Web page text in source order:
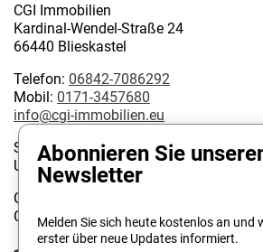
CGI Immobilien
Kardinal-Wendel-Straße 24
66440 Blieskastel
Telefon: 06842-7086292
Mobil: 0171-3457680
info@cgi-immobilien.eu
Steuernummer: 075/222/02627
USt-IdNr.: DE 314128585
Geschäftsinhaber:
Christophe Garattoni Geprüfter
Abonnieren Sie
Newsletter
Melden Sie sich heute kostenlos an und
erster über neue Updates informiert.